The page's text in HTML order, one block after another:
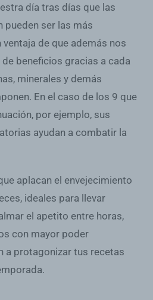
día tras días que las
pueden ser las más
de que además nos
beneficios gracias a cada
minerales y demás
En el caso de los 9 que
por ejemplo, sus
ayudan a combatir la
aplacan el envejecimiento
ideales para llevar
el apetito entre horas,
con mayor poder
a protagonizar tus recetas